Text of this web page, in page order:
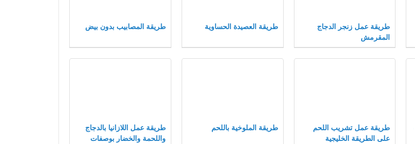
طريقة عمل زنجر الدجاج
المقرمش
طريقة العصيدة الحساوية طريقة المصابيب بدون بيض
طريقة عمل تشريب اللحم
على الطريقة الخليجية
طريقة الملوخية باللحم
طريقة عمل اللازانيا بالدجاج
واللحمة والخضار بوصفات